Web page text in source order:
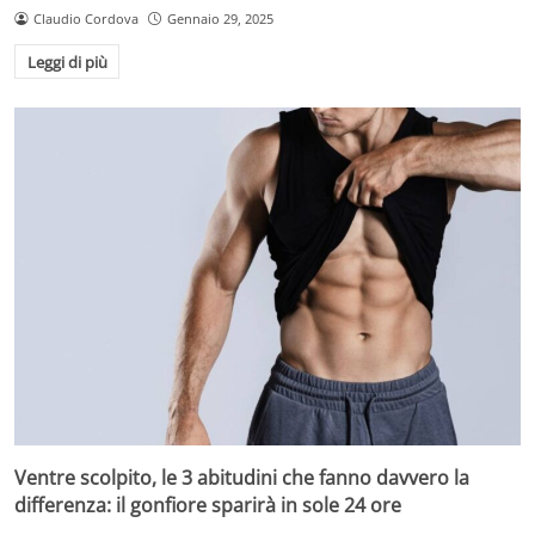
Claudio Cordova Gennaio 29, 2025
Leggi di più
Ventre scolpito, le 3 abitudini che fanno davvero la
differenza: il gonfiore sparirà in sole 24 ore